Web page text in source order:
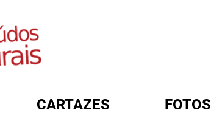
CARTAZES FOTOS